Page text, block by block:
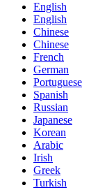
English
English
Chinese
Chinese
French
German
Portuguese
Spanish
Russian
Japanese
Korean
Arabic
Irish
Greek
Turkish